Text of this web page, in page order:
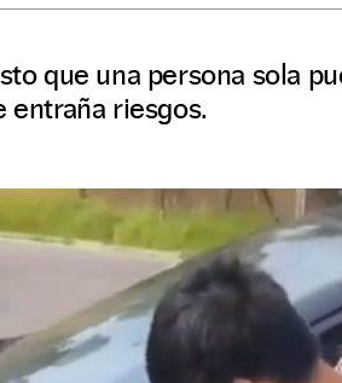
que una persona sola
entraña riesgos.